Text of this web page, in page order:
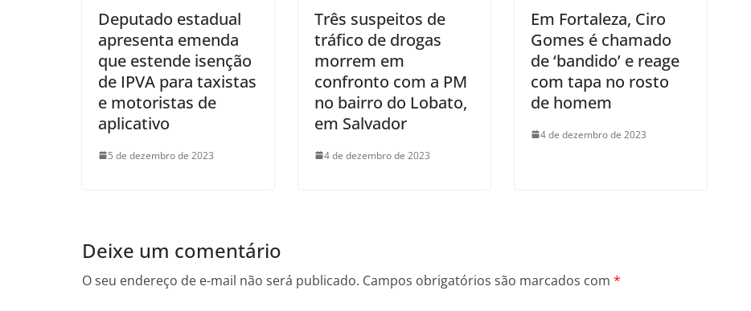
Deputado estadual
apresenta emenda
que estende isenção
de IPVA para taxistas
e motoristas de
aplicativo
5 de dezembro de 2023
Três suspeitos de
tráfico de drogas
morrem em
confronto com a PM
no bairro do Lobato,
em Salvador
4 de dezembro de 2023
Em Fortaleza, Ciro
Gomes é chamado
de ‘bandido’ e reage
com tapa no rosto
de homem
4 de dezembro de 2023
Deixe um comentário
O seu endereço de e-mail não será publicado. Campos obrigatórios são marcados com *